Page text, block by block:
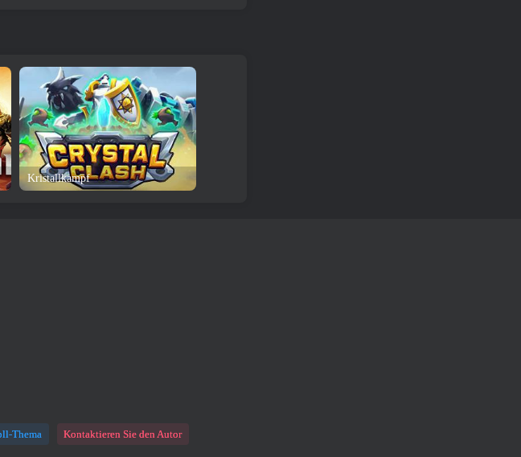
Kristallkampf
Thema Kontaktieren Sie den Autor